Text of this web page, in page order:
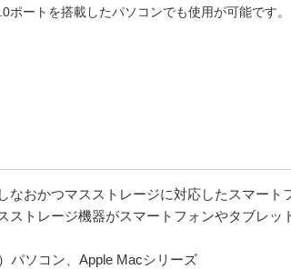
ートを搭載したパソコンでも使用が可能です。
なおかつマスストレージに対応したスマート
ストレージ機器がスマートフォンやタブレッ
パソコン、Apple Macシリーズ